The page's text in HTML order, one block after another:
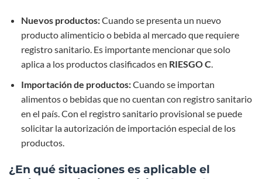
Nuevos productos:Cuando se presenta un nuevo
producto alimenticio o bebida al mercado que requiere
registro sanitario. Es importante mencionar que solo
aplica a los productos clasificados en RIESGO C.
Importación de productos:Cuando se importan
alimentos o bebidas que no cuentan con registro sanitario
en el país. Con el registro sanitario provisional se puede
solicitar la autorización de importación especial de los
productos.
¿En qué situaciones es aplicable el